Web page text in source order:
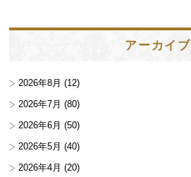
アーカイブ
2026年8月 (12)
2026年7月 (80)
2026年6月 (50)
2026年5月 (40)
2026年4月 (20)